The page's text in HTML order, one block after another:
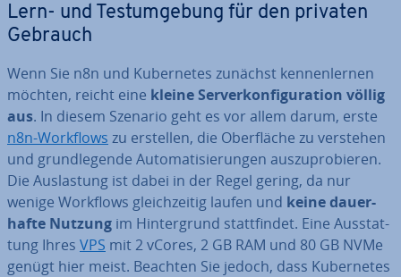
Lern- und Test­um­ge­bung für den privaten
Gebrauch
Wenn Sie n8n und Ku­ber­netes zunächst ken­nen­ler­nen
möchten, reicht eine kleine Ser­ver­kon­fi­gu­ra­ti­on völlig
aus. In diesem Szenario geht es vor allem darum, erste
n8n-Workflows zu erstellen, die Ober­flä­che zu verstehen
und grund­le­gen­de Au­to­ma­ti­sie­run­gen aus­zu­pro­bie­ren.
Die Aus­las­tung ist dabei in der Regel gering, da nur
wenige Workflows gleich­zei­tig laufen und keine dau­er­
haf­te Nutzung im Hin­ter­grund statt­fin­det. Eine Aus­stat­
tung Ihres VPS mit 2 vCores, 2 GB RAM und 80 GB NVMe
genügt hier meist. Beachten Sie jedoch, dass Ku­ber­netes